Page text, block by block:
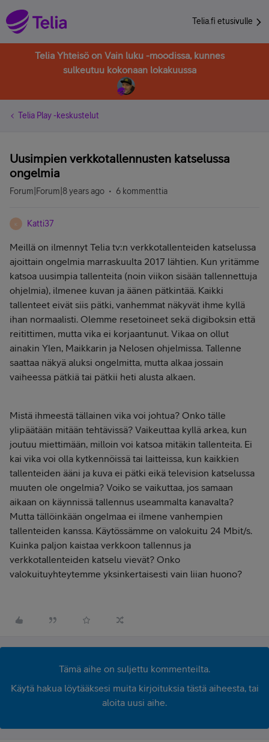
Telia.fi etusivulle
Telia Yhteisö on Vain luku -moodissa, kunnes
sulkeutuu kokonaan lokakuussa
Telia Play -keskustelut
Uusimpien verkkotallennusten katselussa
ongelmia
Forum|Forum|8 years ago 6 kommenttia
K Katti37
Meillä on ilmennyt Telia tv:n verkkotallenteiden katselussa
ajoittain ongelmia marraskuulta 2017 lähtien. Kun yritämme
katsoa uusimpia tallenteita (noin viikon sisään tallennettuja
ohjelmia), ilmenee kuvan ja äänen pätkintää. Kaikki
tallenteet eivät siis pätki, vanhemmat näkyvät ihme kyllä
ihan normaalisti. Olemme resetoineet sekä digiboksin että
reitittimen, mutta vika ei korjaantunut. Vikaa on ollut
ainakin Ylen, Maikkarin ja Nelosen ohjelmissa. Tallenne
saattaa näkyä aluksi ongelmitta, mutta alkaa jossain
vaiheessa pätkiä tai pätkii heti alusta alkaen.
Mistä ihmeestä tällainen vika voi johtua? Onko tälle
ylipäätään mitään tehtävissä? Vaikeuttaa kyllä arkea, kun
joutuu miettimään, milloin voi katsoa mitäkin tallenteita. Ei
kai vika voi olla kytkennöissä tai laitteissa, kun kaikkien
tallenteiden ääni ja kuva ei pätki eikä television katselussa
muuten ole ongelmia? Voiko se vaikuttaa, jos samaan
aikaan on käynnissä tallennus useammalta kanavalta?
Mutta tällöinkään ongelmaa ei ilmene vanhempien
tallenteiden kanssa. Käytössämme on valokuitu 24 Mbit/s.
Kuinka paljon kaistaa verkkoon tallennus ja
verkkotallenteiden katselu vievät? Onko
valokuituyhteytemme yksinkertaisesti vain liian huono?
Tämä aihe on suljettu kommenteilta.
Käytä hakua löytääksesi muita kirjoituksia tästä aiheesta, tai
aloita uusi aihe.